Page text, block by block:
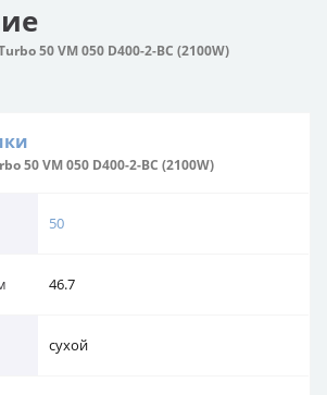
50 VM 050 D400-2-BC (2100W)
50 VM 050 D400-2-BC (2100W)
50
46.7
сухой